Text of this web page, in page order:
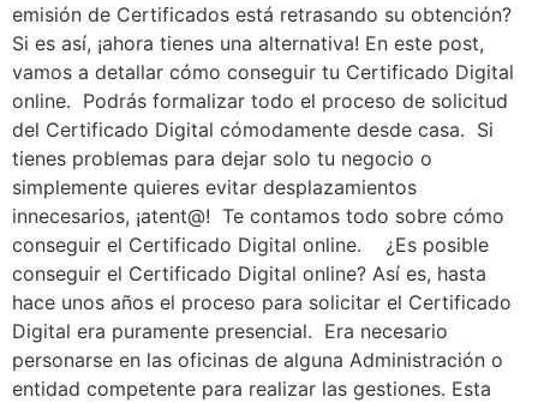
emisión de Certificados está retrasando su obtención?
Si es así, ¡ahora tienes una alternativa! En este post,
vamos a detallar cómo conseguir tu Certificado Digital
online. Podrás formalizar todo el proceso de solicitud
del Certificado Digital cómodamente desde casa. Si
tienes problemas para dejar solo tu negocio o
simplemente quieres evitar desplazamientos
innecesarios, ¡atent@! Te contamos todo sobre cómo
conseguir el Certificado Digital online. ¿Es posible
conseguir el Certificado Digital online? Así es, hasta
hace unos años el proceso para solicitar el Certificado
Digital era puramente presencial. Era necesario
personarse en las oficinas de alguna Administración o
entidad competente para realizar las gestiones. Esta